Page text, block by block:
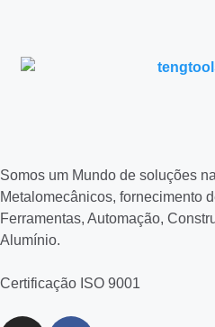
Somos um Mundo de soluções
Metalomecânicos, fornecimento
Ferramentas, Automação,
Alumínio.
Certificação ISO 9001